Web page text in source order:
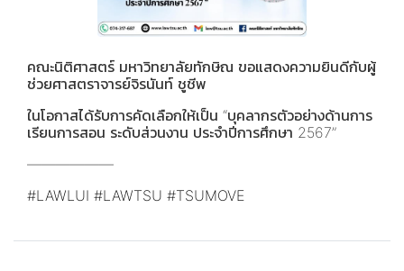
คณะนิติศาสตร์ มหาวิทยาลัยทักษิณ ขอแสดงความยินดีกับผู้
ช่วยศาสตราจารย์จิรนันท์ ชูชีพ
ในโอกาสได้รับการคัดเลือกให้เป็น “บุคลากรตัวอย่างด้านการ
เรียนการสอน ระดับส่วนงาน ประจำปีการศึกษา 2567”
——————
#LAWLUI #LAWTSU #TSUMOVE